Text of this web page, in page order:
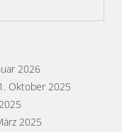
2026
Oktober 2025
2025